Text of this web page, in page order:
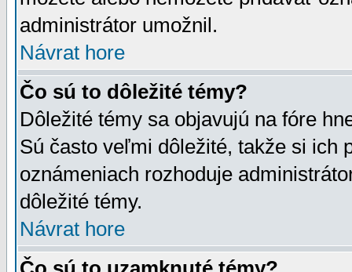
administrátor umožnil.
Návrat hore
Čo sú to dôležité témy?
Dôležité témy sa objavujú na fóre
Sú často veľmi dôležité, takže si ich
oznámeniach rozhoduje
dôležité témy.
Návrat hore